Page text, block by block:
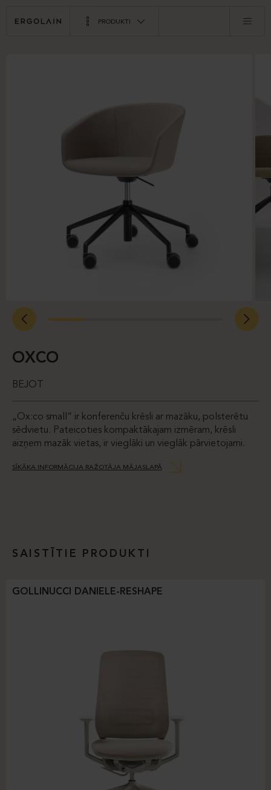
PRODUKTI
OXCO
BEJOT
„Ox:co small“ ir konferenču krēsli ar mazāku, polsterētu
sēdvietu. Pateicoties kompaktākajam izmēram, krēsli
aizņem mazāk vietas, ir vieglāki un vieglāk pārvietojami.
SĪKĀKA INFORMĀCIJA RAŽOTĀJA MĀJASLAPĀ
SAISTĪTIE PRODUKTI
GOLLINUCCI DANIELE-RESHAPE